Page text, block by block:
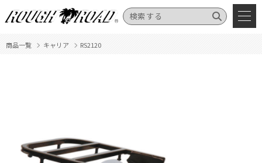
商品一覧 キャリア RS2120